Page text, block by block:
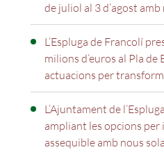
de juliol al 3 d’agost
L’Espluga de Francolí
milions d’euros al Pla de
actuacions per
L’Ajuntament de
ampliant les opcions
assequible amb nous